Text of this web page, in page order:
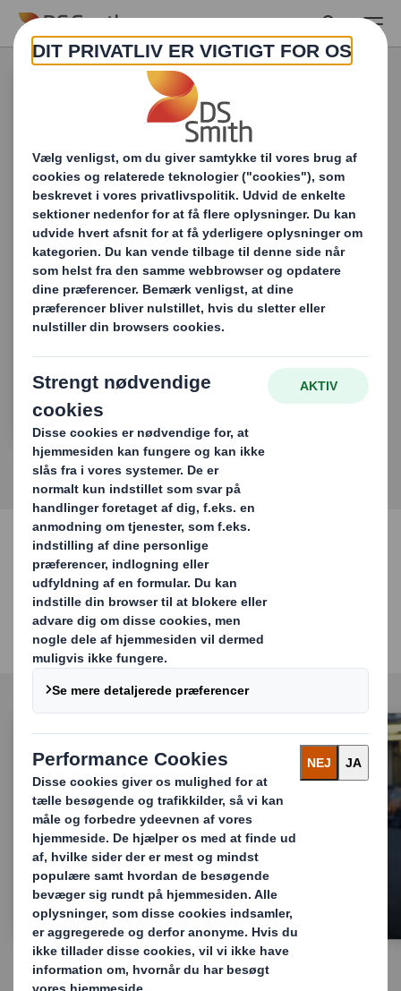
Skip to main content
Produkter &
Services
Vi tilbyder
At gentænke emballage til en foranderlig
verden
Display & POS